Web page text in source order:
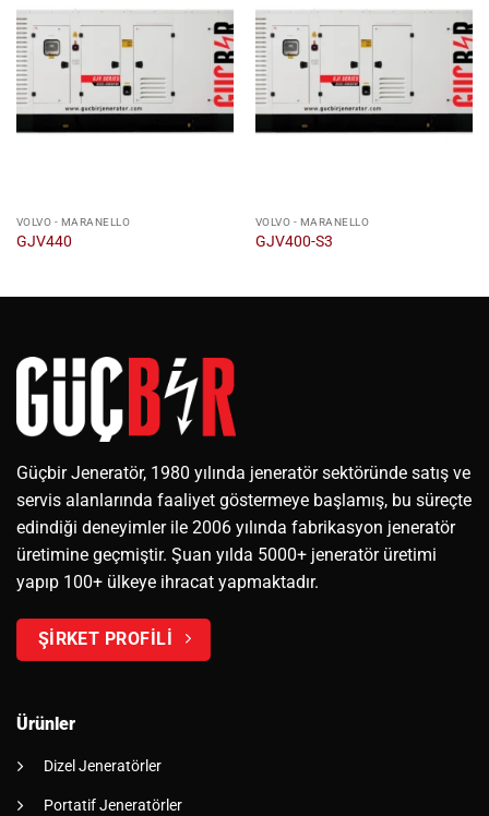
VOLVO - MARANELLO
GJV440
VOLVO - MARANELLO
GJV400-S3
Güçbir Jeneratör, 1980 yılında jeneratör sektöründe satış ve
servis alanlarında faaliyet göstermeye başlamış, bu süreçte
edindiği deneyimler ile 2006 yılında fabrikasyon jeneratör
üretimine geçmiştir. Şuan yılda 5000+ jeneratör üretimi
yapıp 100+ ülkeye ihracat yapmaktadır.
ŞİRKET PROFİLİ
Ürünler
Dizel Jeneratörler
Portatif Jeneratörler